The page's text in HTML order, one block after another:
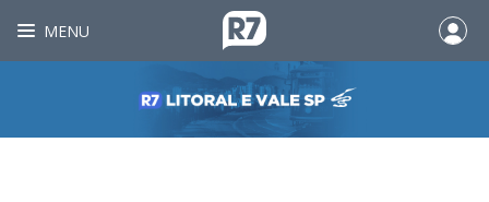
MENU